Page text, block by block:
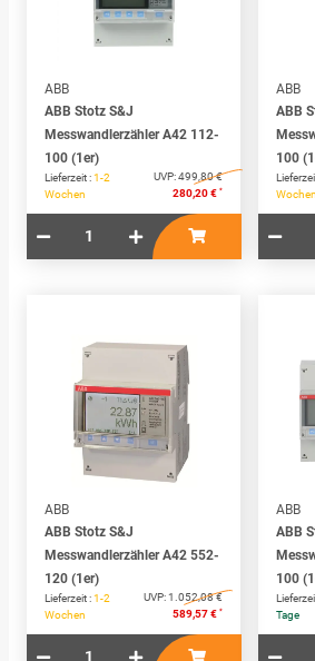
ABB
ABB Stotz S&J
Messwandlerzähler A42 112-
100 (1er)
Lieferzeit :1-2
Wochen
UVP:499,80 €
280,20 € *
ABB
ABB
100
Wochen
ABB
ABB Stotz S&J
Messwandlerzähler A42 552-
120 (1er)
Lieferzeit :1-2
Wochen
UVP:1.052,08 €
589,57 € *
ABB
ABB
100
Tage